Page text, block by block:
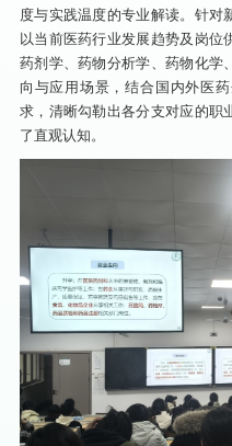
度与实践温度的专业解读。针对
以当前医药行业发展趋势及岗位
药剂学、药物分析学、药物化学
向与应用场景，结合国内外医
求，清晰勾勒出各分支对应的职
了直观认知。